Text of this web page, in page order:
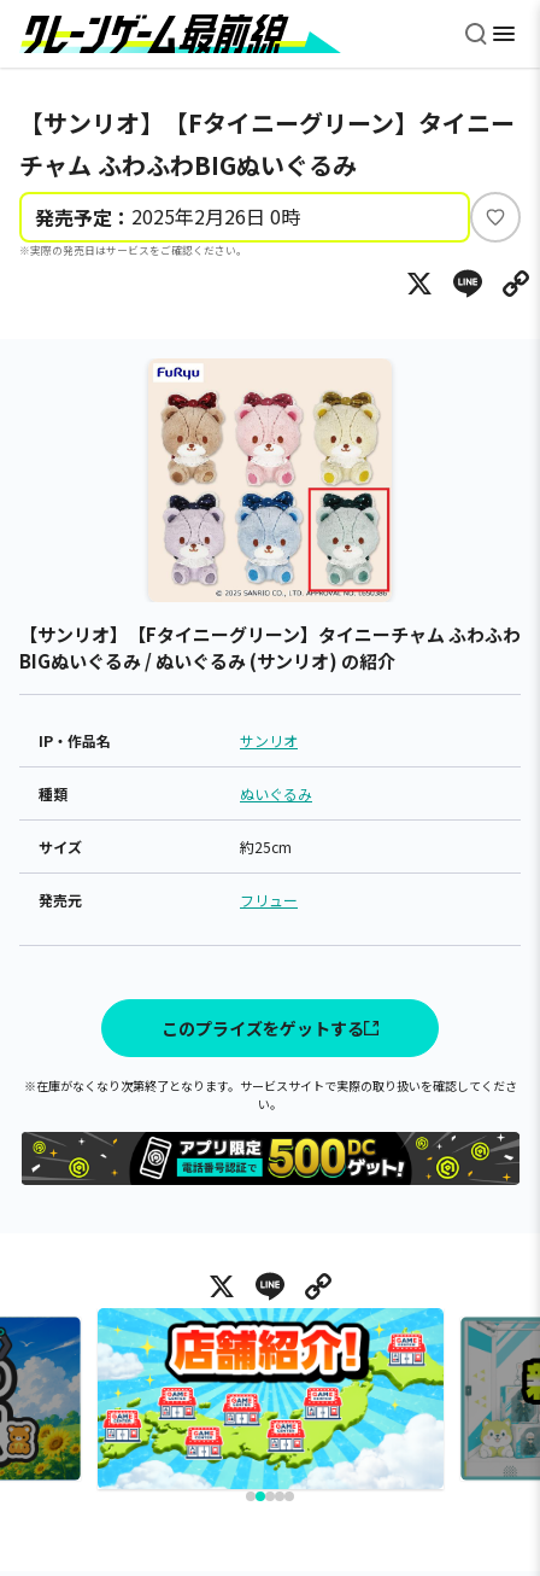
【サンリオ】【Fタイニーグリーン】タイニー
チャム ふわふわBIGぬいぐるみ
発売予定： 2025年2月26日 0時
※実際の発売日はサービスをご確認ください。
い
ね
X
【サンリオ】【Fタイニーグリーン】タイニーチャム ふわふわ
BIGぬいぐるみ / ぬいぐるみ (サンリオ) の紹介
IP・作品名 サンリオ
種類 ぬいぐるみ
サイズ 約25cm
発売元 フリュー
このプライズをゲットする
※在庫がなくなり次第終了となります。サービスサイトで実際の取り扱いを確認してくださ
い。
X Line